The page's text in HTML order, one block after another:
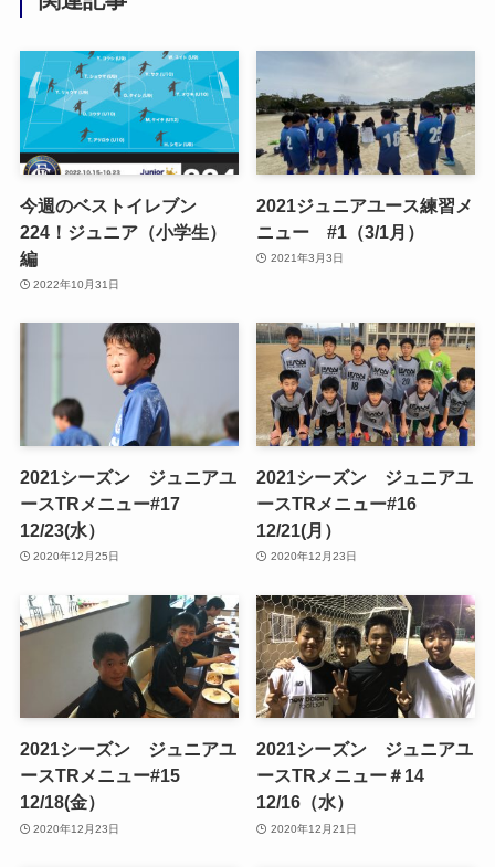
今週のベストイレブン
224！ジュニア（小学生）
編
2022年10月31日
2021ジュニアユース練習メ
ニュー #1（3/1月）
2021年3月3日
2021シーズン ジュニアユ
ースTRメニュー#17
12/23(水）
2020年12月25日
2021シーズン ジュニアユ
ースTRメニュー#16
12/21(月）
2020年12月23日
2021シーズン ジュニアユ
ースTRメニュー#15
12/18(金）
2020年12月23日
2021シーズン ジュニアユ
ースTRメニュー＃14
12/16（水）
2020年12月21日